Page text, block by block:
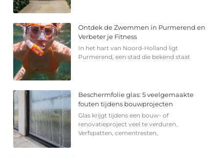
Ontdek de Zwemmen in Purmerend en
Verbeter je Fitness
In het hart van Noord-Holland ligt
Purmerend, een stad die bekend staat
Beschermfolie glas: 5 veelgemaakte
fouten tijdens bouwprojecten
Glas krijgt tijdens een bouw- of
renovatieproject veel te verduren.
Verfspatten, cementresten,